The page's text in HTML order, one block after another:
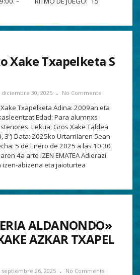
Xake Txapelketa S
diciembre 30, 2025 No Comments
Txapelketa Adina: 2009an eta
Edad: Para alumnxs
Lekua: Gros Xake Taldea
3º) Data: 2025ko Urtarrilaren 5ean
5 de Enero de 2025 a las 10:30
4a arte IZEN EMATEA Adierazi
abizena eta jaioturtea
ALDANONDO»
AZKAR TXAPEL
septiembre 26, 2025 No Comments